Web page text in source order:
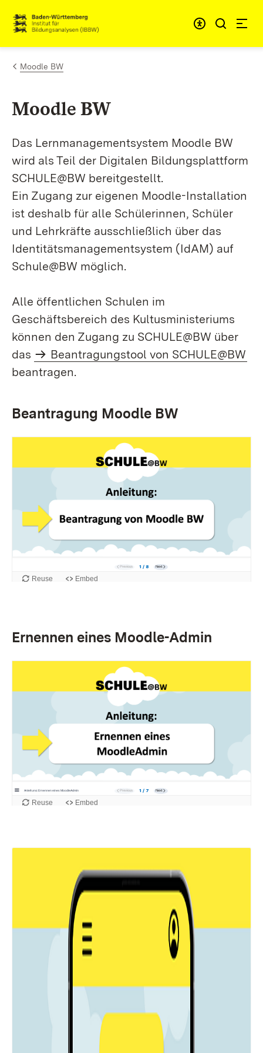
Zum Inhalt springen
Link zur Startseite
Moodle BW
Moodle BW
Das Lernmanagementsystem Moodle BW
wird als Teil der Digitalen Bildungsplattform
SCHULE@BW bereitgestellt.
Ein Zugang zur eigenen Moodle-Installation
ist deshalb für alle Schülerinnen, Schüler
und Lehrkräfte ausschließlich über das
Identitätsmanagementsystem (IdAM) auf
Schule@BW möglich.
Alle öffentlichen Schulen im
Geschäftsbereich des Kultusministeriums
können den Zugang zu SCHULE@BW über
das
Beantragungstool von SCHULE@BW
beantragen.
Beantragung Moodle BW
Ernennen eines Moodle-Admin